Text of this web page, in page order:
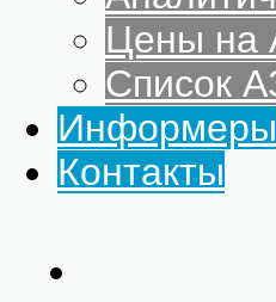
Цены на
Список
Информеры
Контакты